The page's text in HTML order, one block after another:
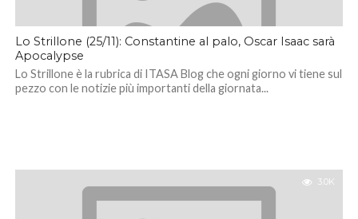
Lo Strillone (25/11): Constantine al palo, Oscar Isaac sarà
Apocalypse
Lo Strillone è la rubrica di ITASA Blog che ogni giorno vi tiene sul
pezzo con le notizie più importanti della giornata...
3.0K